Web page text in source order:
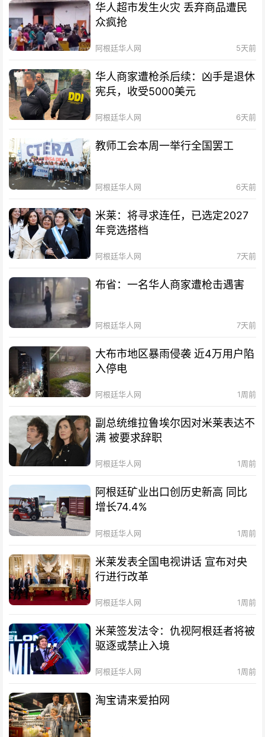
华人超市发生火灾 丢弃商品遭民
众疯抢
阿根廷华人网 5天前
华人商家遭枪杀后续：凶手是退休
宪兵，收受5000美元
阿根廷华人网 6天前
教师工会本周一举行全国罢工
阿根廷华人网 6天前
米莱：将寻求连任，已选定2027
年竞选搭档
阿根廷华人网 7天前
布省：一名华人商家遭枪击遇害
阿根廷华人网 7天前
大布市地区暴雨侵袭 近4万用户陷
入停电
阿根廷华人网 1周前
副总统维拉鲁埃尔因对米莱表达不
满 被要求辞职
阿根廷华人网 1周前
阿根廷矿业出口创历史新高 同比
增长74.4%
阿根廷华人网 1周前
米莱发表全国电视讲话 宣布对央
行进行改革
阿根廷华人网 1周前
米莱签发法令：仇视阿根廷者将被
驱逐或禁止入境
阿根廷华人网 1周前
淘宝请来爱拍网